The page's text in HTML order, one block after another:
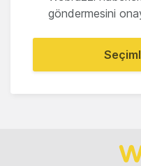
göndermesini